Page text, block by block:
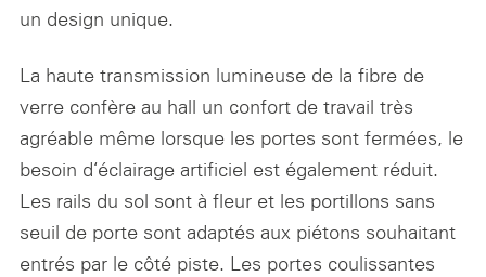
un design unique.
La haute transmission lumineuse de la fibre de
verre confère au hall un confort de travail très
agréable même lorsque les portes sont fermées, le
besoin d‘éclairage artificiel est également réduit.
Les rails du sol sont à fleur et les portillons sans
seuil de porte sont adaptés aux piétons souhaitant
entrés par le côté piste. Les portes coulissantes